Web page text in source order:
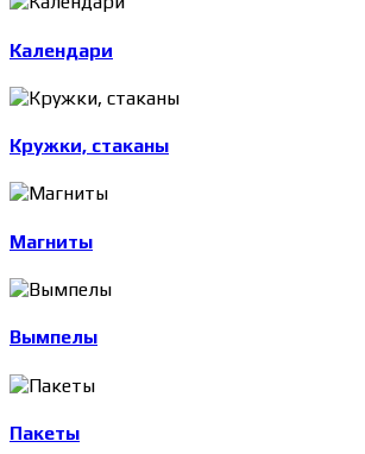
Календари
Кружки, стаканы
Магниты
Вымпелы
Пакеты